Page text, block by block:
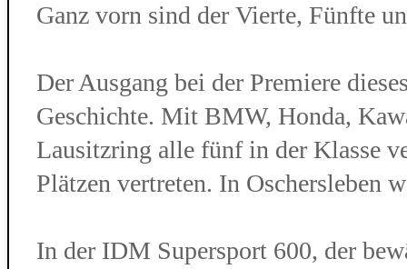
Ganz vorn sind der Vierte, Fünfte
Der Ausgang bei der Premiere
Geschichte. Mit BMW, Honda,
Lausitzring alle fünf in der Klasse
Plätzen vertreten. In Oschersleben
In der IDM Supersport 600, der